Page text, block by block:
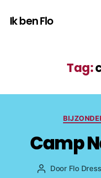
Ik ben Flo
Tag:
Camp
Bericht
Door Flo